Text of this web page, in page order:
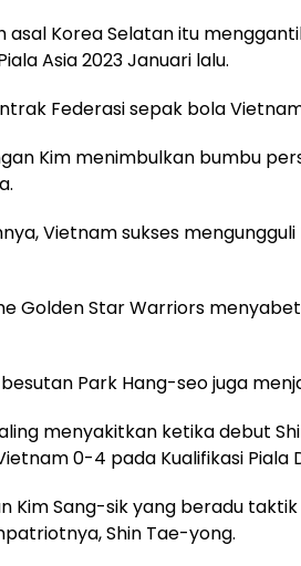
asal Korea Selatan itu
Asia 2023 Januari lalu.
Federasi sepak bola
Kim menimbulkan bumbu
Vietnam sukses
Golden Star Warriors
Park Hang-seo juga
menyakitkan ketika debut
0-4 pada Kualifikasi Piala
Kim Sang-sik yang beradu
Shin Tae-yong.